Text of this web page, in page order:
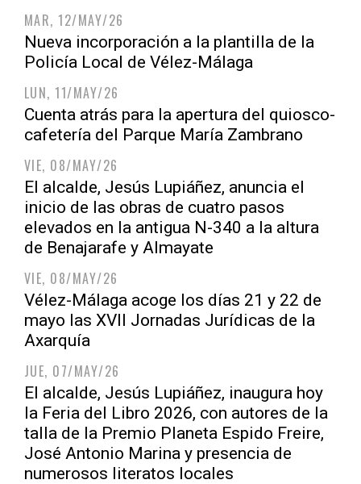
MAR, 12/MAY/26
Nueva incorporación a la plantilla de la
Policía Local de Vélez-Málaga
LUN, 11/MAY/26
Cuenta atrás para la apertura del quiosco-
cafetería del Parque María Zambrano
VIE, 08/MAY/26
El alcalde, Jesús Lupiáñez, anuncia el
inicio de las obras de cuatro pasos
elevados en la antigua N-340 a la altura
de Benajarafe y Almayate
VIE, 08/MAY/26
Vélez-Málaga acoge los días 21 y 22 de
mayo las XVII Jornadas Jurídicas de la
Axarquía
JUE, 07/MAY/26
El alcalde, Jesús Lupiáñez, inaugura hoy
la Feria del Libro 2026, con autores de la
talla de la Premio Planeta Espido Freire,
José Antonio Marina y presencia de
numerosos literatos locales